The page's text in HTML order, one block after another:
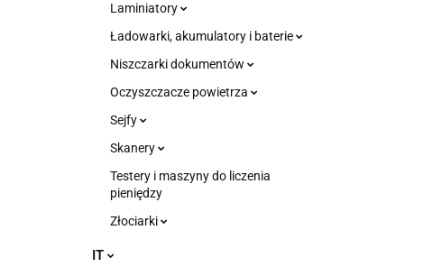
Laminiatory
Ładowarki, akumulatory i baterie
Niszczarki dokumentów
Oczyszczacze powietrza
Sejfy
Skanery
Testery i maszyny do liczenia
pieniędzy
Złociarki
IT